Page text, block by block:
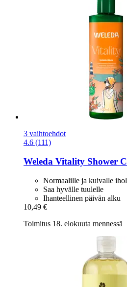
3 vaihtoehdot
4.6 (111)
Weleda Vitality Shower
Normaalille ja kuivalle
Saa hyvälle tuulelle
Ihanteellinen päivän alku
10,49 €
Toimitus 18. elokuuta mennessä